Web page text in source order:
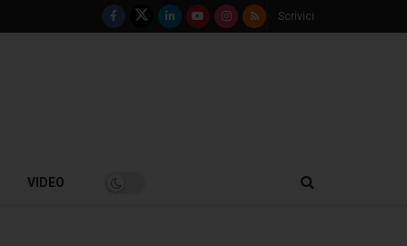
Scrivici
VIDEO